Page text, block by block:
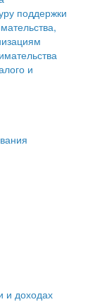
поддержки
и
и доходах